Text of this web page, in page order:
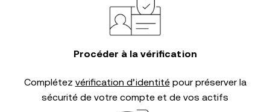
Procéder à la vérification
Complétez vérification d’identitépour préserver la
sécurité de votre compte et de vos actifs